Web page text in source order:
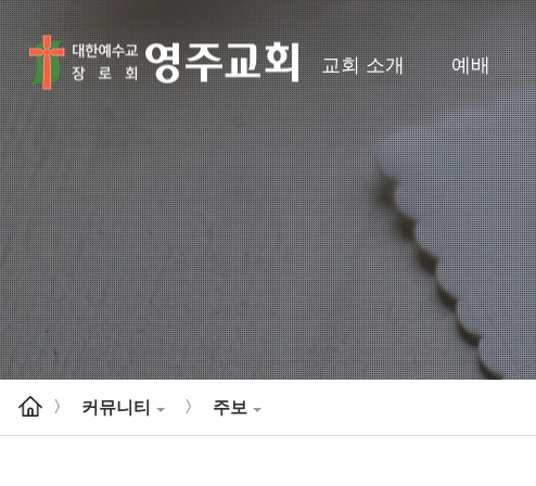
교회 소개 예배
> 커뮤니티 > 주보